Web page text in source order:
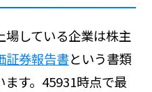
場している企業は株主
証券報告書という書類
す。45931時点で最